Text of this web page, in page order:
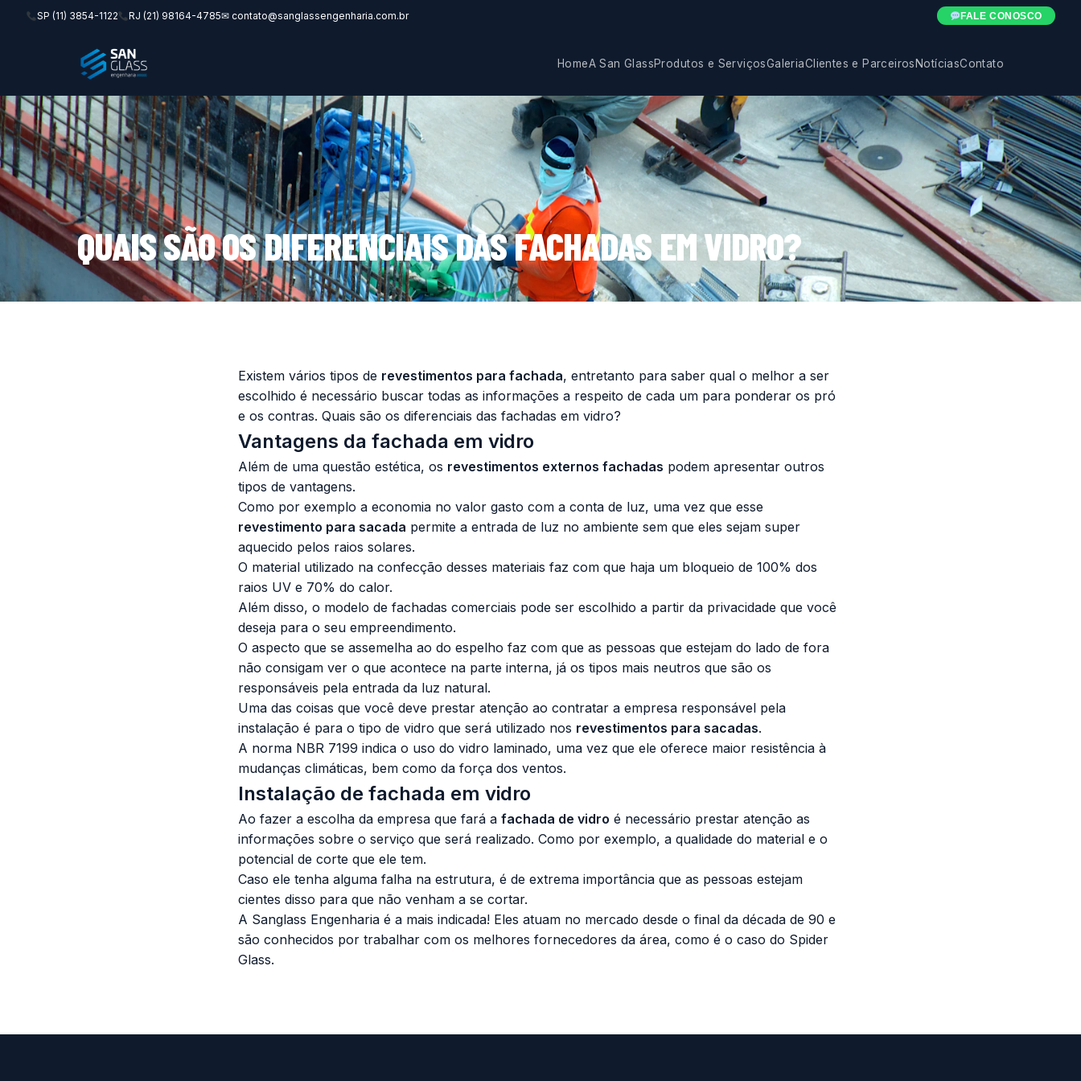
SP (11) 3854-1122 RJ (21) 98164-4785✉ contato@sanglassengenharia.com.br FALE CONOSCO
HomeA San GlassProdutos e ServiçosGaleriaClientes e Parceiros NotíciasContato
QUAIS SÃO OS DIFERENCIAIS DAS FACHADAS EM VIDRO?
Existem vários tipos de revestimentos para fachada, entretanto para saber qual o melhor a ser
escolhido é necessário buscar todas as informações a respeito de cada um para ponderar os pró
e os contras. Quais são os diferenciais das fachadas em vidro?
Vantagens da fachada em vidro
Além de uma questão estética, os revestimentos externos fachadas podem apresentar outros
tipos de vantagens.
Como por exemplo a economia no valor gasto com a conta de luz, uma vez que esse
revestimento para sacada permite a entrada de luz no ambiente sem que eles sejam super
aquecido pelos raios solares.
O material utilizado na confecção desses materiais faz com que haja um bloqueio de 100% dos
raios UV e 70% do calor.
Além disso, o modelo de fachadas comerciais pode ser escolhido a partir da privacidade que você
deseja para o seu empreendimento.
O aspecto que se assemelha ao do espelho faz com que as pessoas que estejam do lado de fora
não consigam ver o que acontece na parte interna, já os tipos mais neutros que são os
responsáveis pela entrada da luz natural.
Uma das coisas que você deve prestar atenção ao contratar a empresa responsável pela
instalação é para o tipo de vidro que será utilizado nos revestimentos para sacadas.
A norma NBR 7199 indica o uso do vidro laminado, uma vez que ele oferece maior resistência à
mudanças climáticas, bem como da força dos ventos.
Instalação de fachada em vidro
Ao fazer a escolha da empresa que fará a fachada de vidro é necessário prestar atenção as
informações sobre o serviço que será realizado. Como por exemplo, a qualidade do material e o
potencial de corte que ele tem.
Caso ele tenha alguma falha na estrutura, é de extrema importância que as pessoas estejam
cientes disso para que não venham a se cortar.
A Sanglass Engenharia é a mais indicada! Eles atuam no mercado desde o final da década de 90 e
são conhecidos por trabalhar com os melhores fornecedores da área, como é o caso do Spider
Glass.